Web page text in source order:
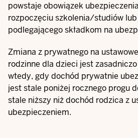
powstaje obowiązek
rozpoczęciu szkolenia/studiów
podlegającego składkom na
Zmiana z prywatnego na
rodzinne dla dzieci jest
wtedy, gdy dochód prywatnie
jest stale poniżej rocznego progu
stale niższy niż dochód rodzica z
ubezpieczeniem.